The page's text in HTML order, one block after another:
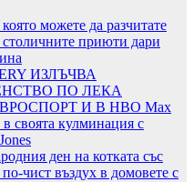
можете да разчитате
столичните приюти дари
ИЗЛЪЧВА
ПО ЛЕКА
И В НВО Мах
своята кулминация с
ден на котката със
чист въздух в домовете с